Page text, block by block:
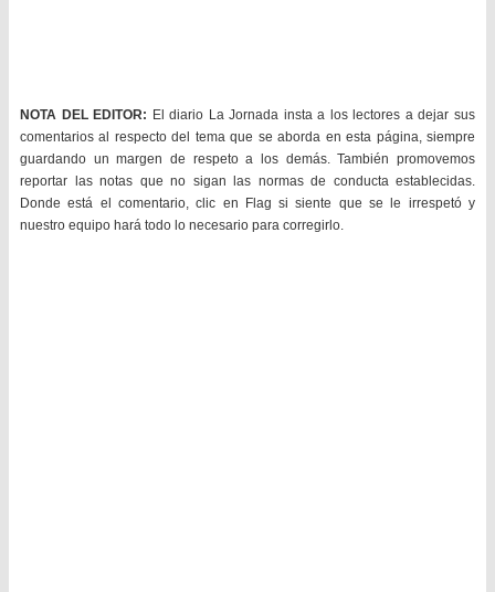
NOTA DEL EDITOR: El diario La Jornada insta a los lectores a dejar sus
comentarios al respecto del tema que se aborda en esta página, siempre
guardando un margen de respeto a los demás. También promovemos
reportar las notas que no sigan las normas de conducta establecidas.
Donde está el comentario, clic en Flag si siente que se le irrespetó y
nuestro equipo hará todo lo necesario para corregirlo.